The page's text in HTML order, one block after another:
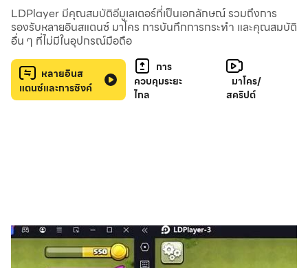
- ให้เซ็ตอุปกรณ์ในตำนาน
- วันสิ้นโลกยังมาไม่ถึง
ศัตรูเลือดในศึก PVP
ในสังเวียนดึกดำบรรพ์ ผู้ชนะจะได้ทุกอย่าง! ทำทุกวิถีทางใน
การขยี้ศัตรู!
สังหารมอนสเตอร์ศัตรูเบื้องหน้า! เคลียร์สมรภูมิเพื่อรับ
เกียรติยศที่ท่านไขว่คว้า
- ฟันไม่เลี้ยง! ชัยชนะ 1 ต่อพันสุดระทึก
LDPlayer มีคุณสมบัติอีมูเลเตอร์ที่เป็นเอกลักษณ์ รวมถึงการ
รองรับหลายอินสแตนซ์ มาโคร การบันทึกการกระทำ และคุณสมบัติ
อื่น ๆ ที่ไม่มีในอุปกรณ์มือถือ
หลายอินส
แตนซ์และการซิงค์
การ
ควบคุมระยะ
ไกล
มาโคร/
สคริปต์